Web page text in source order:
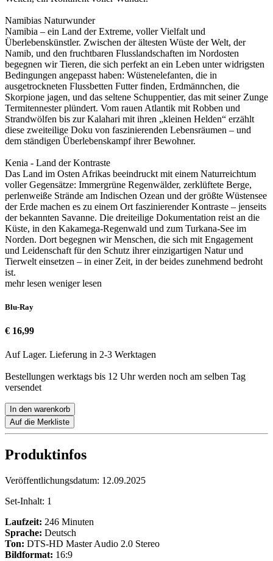
Namibias Naturwunder
Namibia – ein Land der Extreme, voller Vielfalt und
Überlebenskünstler. Zwischen der ältesten Wüste der Welt, der
Namib, und den fruchtbaren Flusslandschaften im Nordosten
begegnen wir Tieren, die sich perfekt an ein Leben unter widrigsten
Bedingungen angepasst haben: Wüstenelefanten, die in
ausgetrockneten Flussbetten Futter finden, Erdmännchen, die
Skorpione jagen, und das seltene Schuppentier, das mit seiner Zunge
Termitennester plündert. Vom rauen Atlantik mit Robben und
Strandwölfen bis zur Kalahari mit ihren „kleinen Helden“ erzählt
diese zweiteilige Doku von faszinierenden Lebensräumen – und
dem ständigen Überlebenskampf ihrer Bewohner.
Kenia - Land der Kontraste
Das Land im Osten Afrikas beeindruckt mit einem Naturreichtum
voller Gegensätze: Immergrüne Regenwälder, zerklüftete Berge,
perlenweiße Strände am Indischen Ozean und der größte Wüstensee
der Erde machen es zu einem Ort faszinierender Kontraste – jenseits
der bekannten Savanne. Die dreiteilige Dokumentation reist an die
Küste, in den Kakamega-Regenwald und zum Turkana-See im
Norden. Dort begegnen wir Menschen, die sich mit Engagement
und Leidenschaft für den Schutz ihrer einzigartigen Natur und
Tierwelt einsetzen – in einer Zeit, in der beides zunehmend bedroht
ist.
mehr lesen weniger lesen
Blu-Ray
€ 16,99
Auf Lager. Lieferung in 2-3 Werktagen
Bestellungen werktags bis 12 Uhr werden noch am selben Tag
versendet
In den warenkorb
Auf die Merkliste
Produktinfos
Veröffentlichungsdatum: 12.09.2025
Set-Inhalt: 1
Laufzeit: 246 Minuten
Sprache: Deutsch
Ton: DTS-HD Master Audio 2.0 Stereo
Bildformat: 16:9